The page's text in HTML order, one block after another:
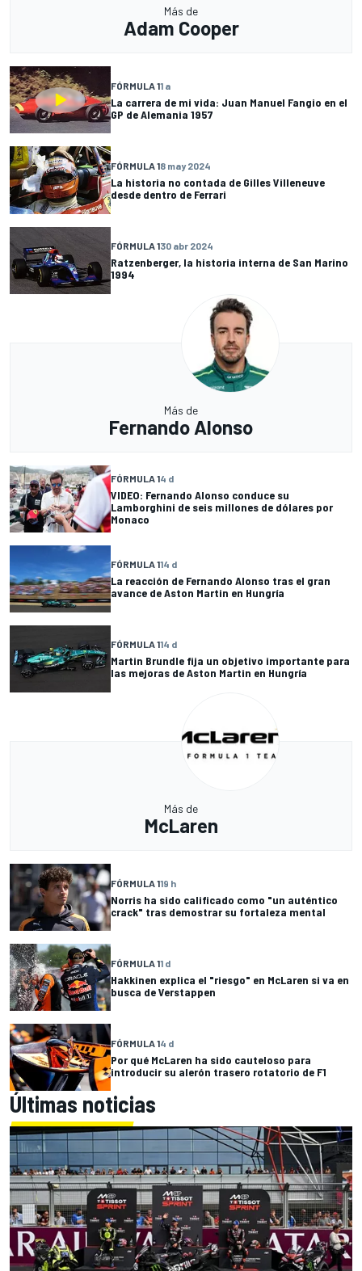
Más de
Adam Cooper
FÓRMULA 11 a
La carrera de mi vida: Juan Manuel Fangio en el
GP de Alemania 1957
FÓRMULA 18 may 2024
La historia no contada de Gilles Villeneuve
desde dentro de Ferrari
FÓRMULA 130 abr 2024
Ratzenberger, la historia interna de San Marino
1994
Más de
Fernando Alonso
FÓRMULA 14 d
VIDEO: Fernando Alonso conduce su
Lamborghini de seis millones de dólares por
Monaco
FÓRMULA 114 d
La reacción de Fernando Alonso tras el gran
avance de Aston Martin en Hungría
FÓRMULA 114 d
Martin Brundle fija un objetivo importante para
las mejoras de Aston Martin en Hungría
Más de
McLaren
FÓRMULA 119 h
Norris ha sido calificado como "un auténtico
crack" tras demostrar su fortaleza mental
FÓRMULA 11 d
Hakkinen explica el "riesgo" en McLaren si va en
busca de Verstappen
FÓRMULA 14 d
Por qué McLaren ha sido cauteloso para
introducir su alerón trasero rotatorio de F1
Últimas noticias